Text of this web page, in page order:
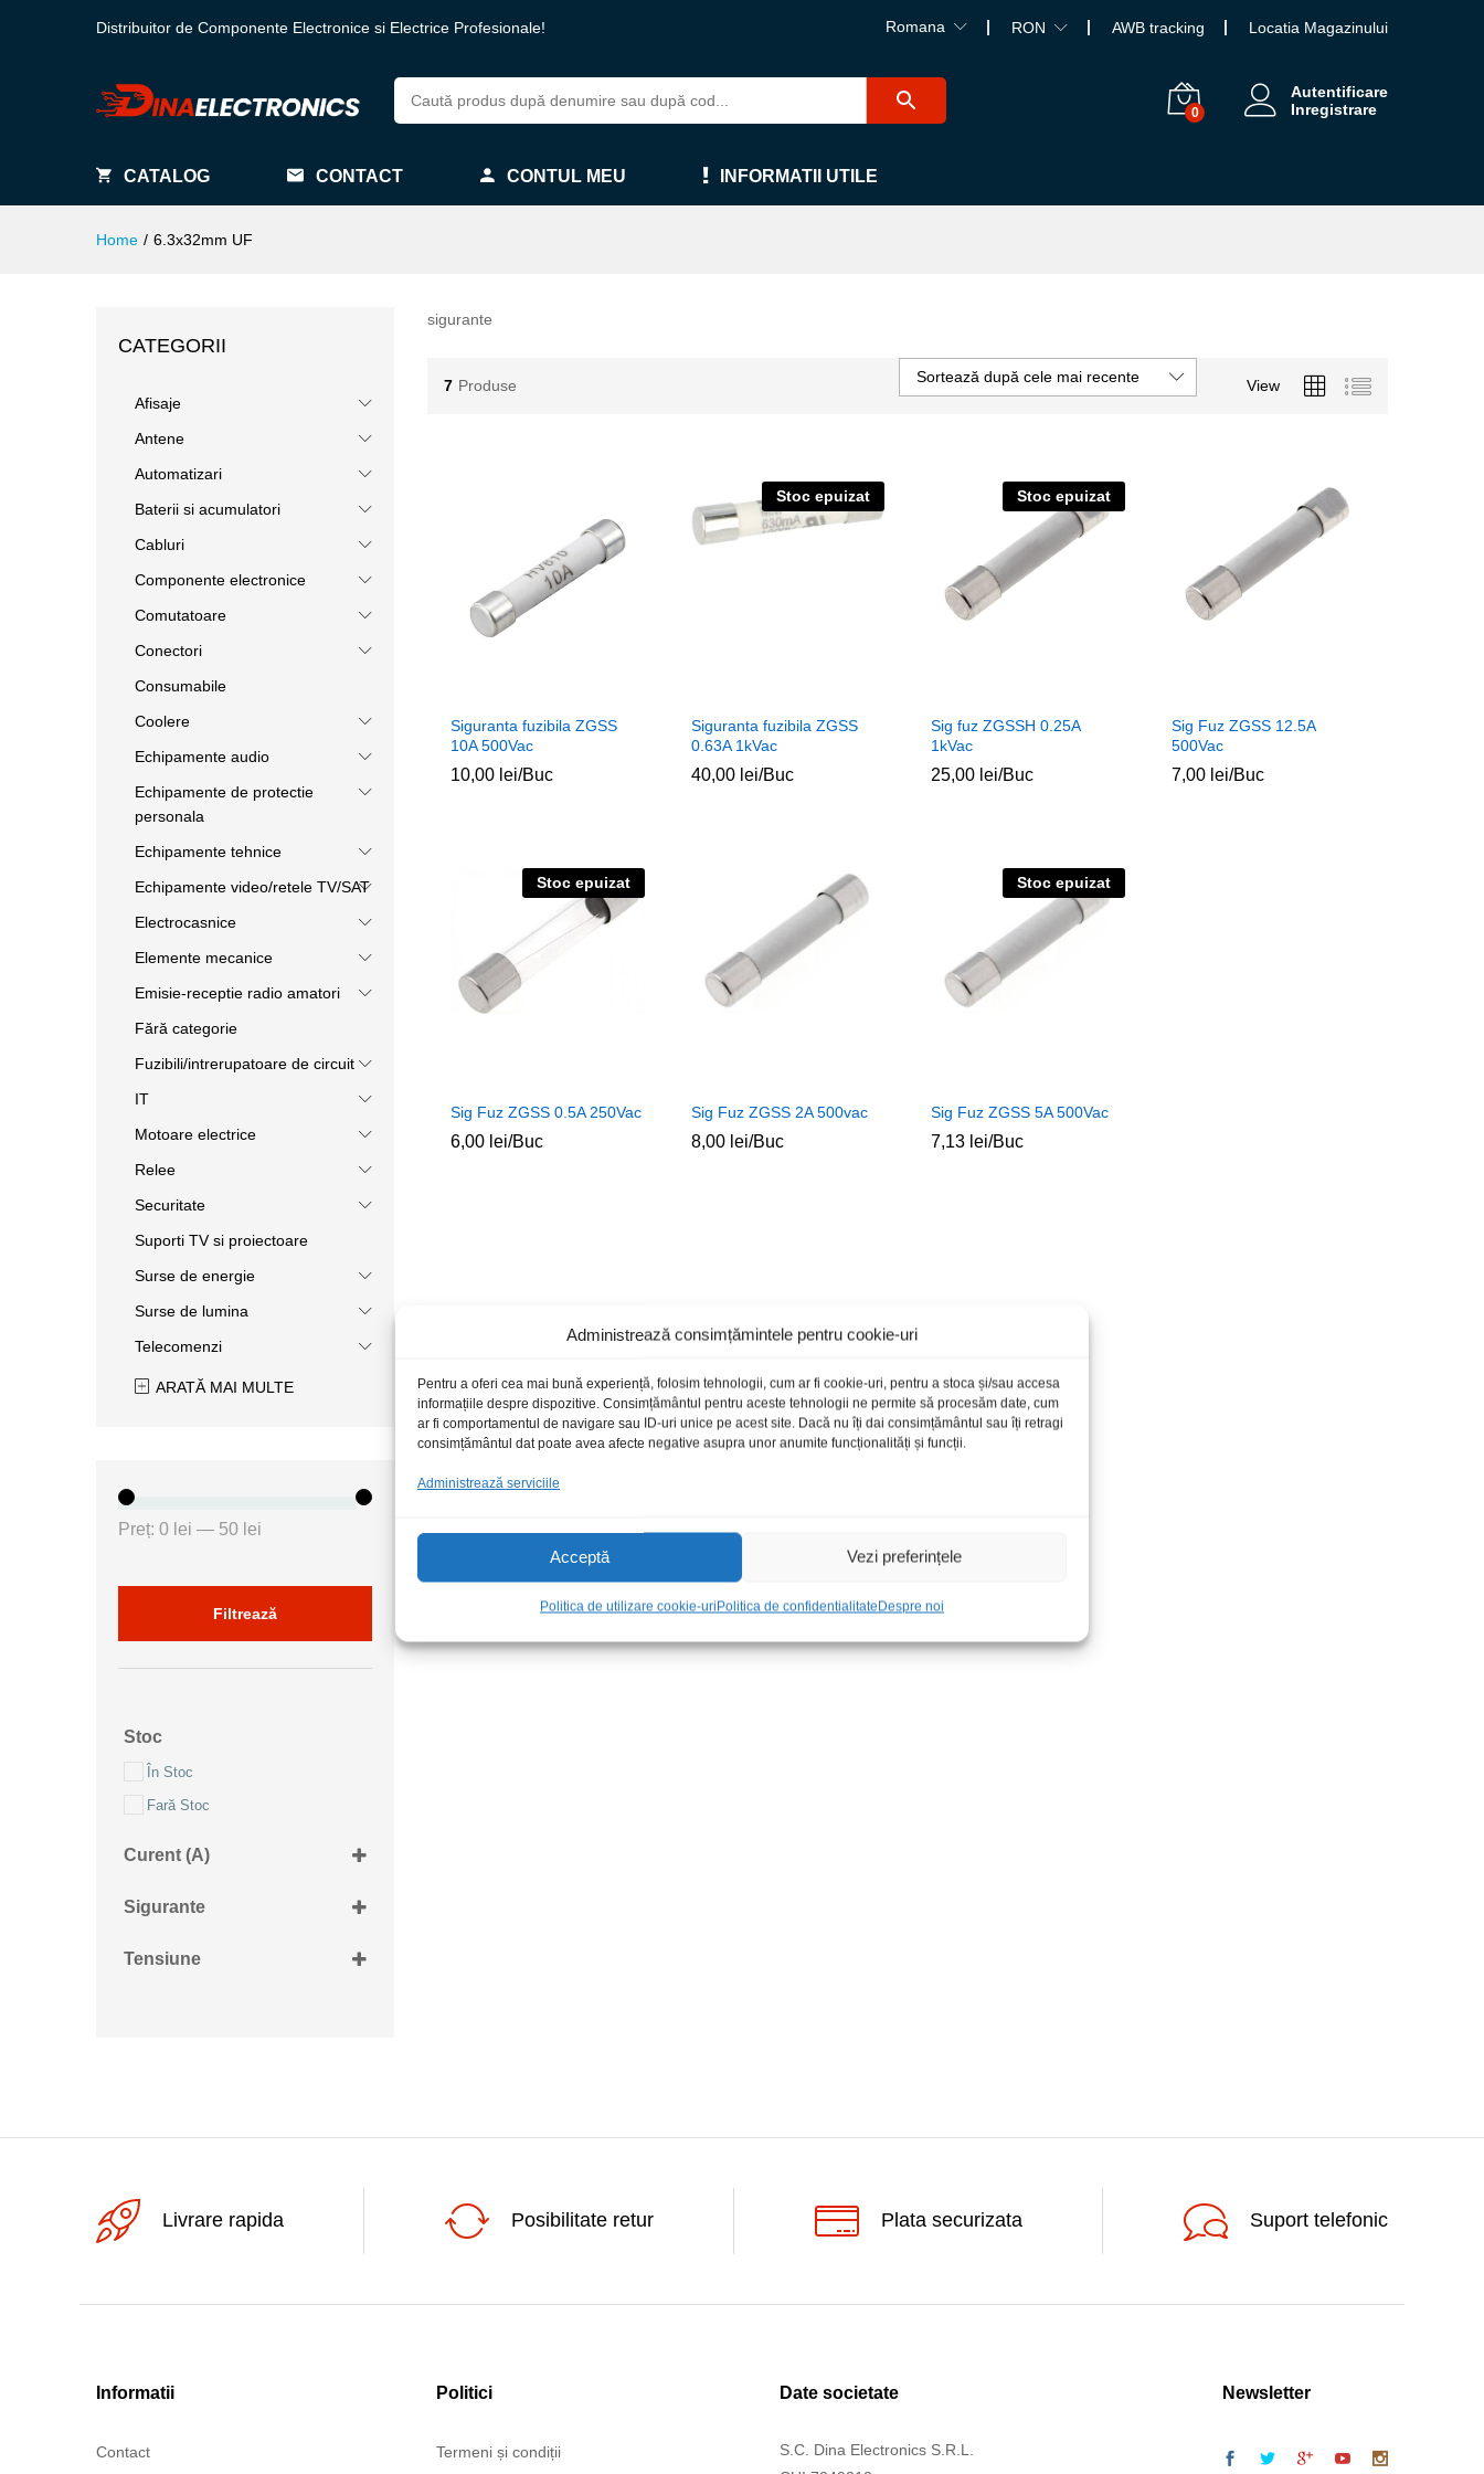
Administrează consimțămintele pentru cookie-uri
Pentru a oferi cea mai bună experiență, folosim tehnologii, cum ar fi cookie-uri, pentru a stoca și/sau accesa
informațiile despre dispozitive. Consimțământul pentru aceste tehnologii ne permite să procesăm date, cum
ar fi comportamentul de navigare sau ID-uri unice pe acest site. Dacă nu îți dai consimțământul sau îți retragi
consimțământul dat poate avea afecte negative asupra unor anumite funcționalități și funcții.
Administrează serviciile
Acceptă Vezi preferințele
Politica de utilizare cookie-uriPolitica de confidentialitateDespre noi
Distribuitor de Componente Electronice si Electrice Profesionale! Romana RON AWB tracking Locatia Magazinului
0
Autentificare
Inregistrare
CATALOG CONTACT CONTUL MEU INFORMATII UTILE
Home / 6.3x32mm UF
sigurante
7 Produse View
Sortează după cele mai recente
Siguranta fuzibila ZGSS
10A 500Vac
10,00 lei/Buc
10,00 lei
Stoc epuizat
Siguranta fuzibila ZGSS
0.63A 1kVac
40,00 lei/Buc
40,00 lei
Stoc epuizat
Sig fuz ZGSSH 0.25A
1kVac
25,00 lei/Buc
25,00 lei
Sig Fuz ZGSS 12.5A
500Vac
7,00 lei/Buc
7,00 lei
Stoc epuizat
Sig Fuz ZGSS 0.5A 250Vac
6,00 lei/Buc
6,00 lei
Sig Fuz ZGSS 2A 500vac
8,00 lei/Buc
8,00 lei
Stoc epuizat
Sig Fuz ZGSS 5A 500Vac
7,13 lei/Buc
7,13 lei
CATEGORII
Afisaje
Antene
Automatizari
Baterii si acumulatori
Cabluri
Componente electronice
Comutatoare
Conectori
Consumabile
Coolere
Echipamente audio
Echipamente de protectie
personala
Echipamente tehnice
Echipamente video/retele TV/SAT
Electrocasnice
Elemente mecanice
Emisie-receptie radio amatori
Fără categorie
Fuzibili/intrerupatoare de circuit
IT
Motoare electrice
Relee
Securitate
Suporti TV si proiectoare
Surse de energie
Surse de lumina
Telecomenzi
ARATĂ MAI MULTE
Filtrează
Preț: 0 lei — 50 lei
Stoc
În Stoc
Fară Stoc
Curent (A)
250mA
Sigurante
Tensiune
Livrare rapida Posibilitate retur Plata securizata Suport telefonic
Informatii
Contact
Politici
Termeni și condiții
Date societate
S.C. Dina Electronics S.R.L.
Newsletter